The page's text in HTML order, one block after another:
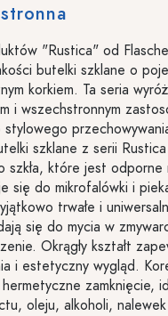
"Rustica" od
butelki szklane o
korkiem. Ta seria
i wszechstronnym
szklane z serii
szkła, które jest odporne
się do mikrofalówki i
trwałe i
się do mycia w
Okrągły kształt
i estetyczny wygląd.
zamknięcie,
oleju, alkoholi,